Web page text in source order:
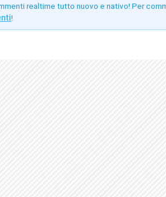
realtime tutto nuovo e nativo! Per
!